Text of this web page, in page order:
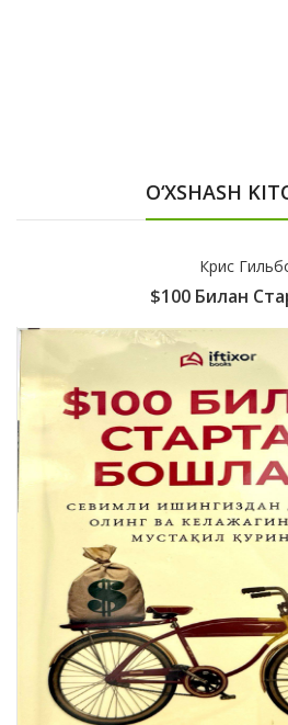
O‘XSHASH
Крис
$100 Билан